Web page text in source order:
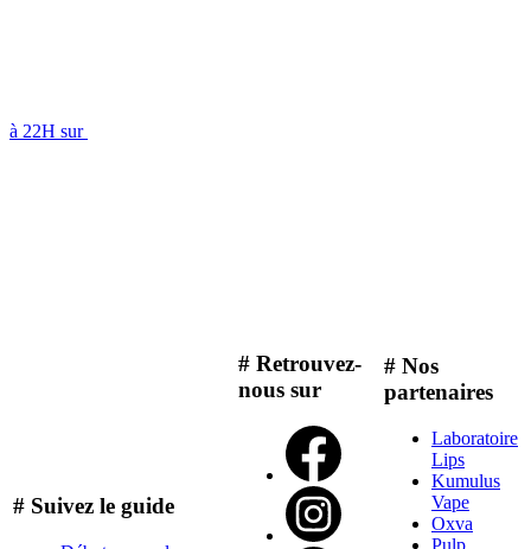
à 22H sur
# Suivez le guide
# Retrouvez-
nous sur
# Nos
partenaires
Laboratoire
Lips
Kumulus
Vape
Oxva
Pulp